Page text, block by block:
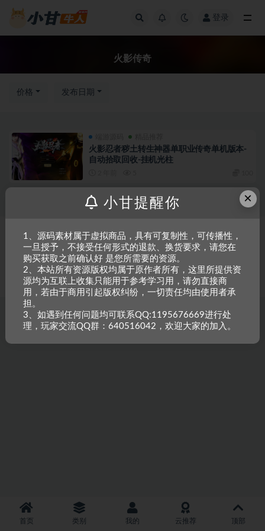
登录
火影传奇
价格 发布日期
火影忍者秽土转生神器单职业传奇单机版本-
自动拾取回收-挂机光柱
Copyright © 2023 小甘牛人资源网 - All rights reserved
粤ICP备2023002201
号-1
本站是一个坚持做精品资源的网站，会长期坚持更新资源，以共享为原则，尊
重原创，如需搬资源请先与站长沟通，恶意搬运封禁账号。
首页 类别 我的 云推荐 顶部
×
小甘提醒你
1、源码素材属于虚拟商品，具有可复制性，可传播性，
一旦授予，不接受任何形式的退款、换货要求，请您在
购买获取之前确认好 是您所需要的资源。
2、本站所有资源版权均属于原作者所有，这里所提供资
源均为互联上收集只能用于参考学习用，请勿直接商
用，若由于商用引起版权纠纷，一切责任均由使用者承
担。
3、如遇到任何问题均可联系QQ:1195676669进行处
理，玩家交流QQ群：640516042，欢迎大家的加入。